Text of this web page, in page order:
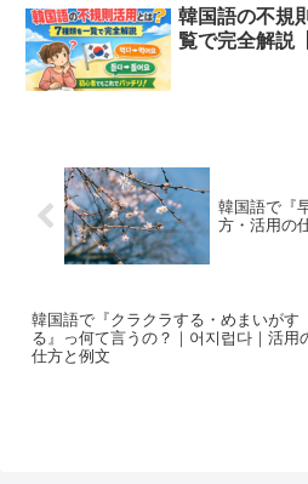
韓国語の不規
覧で完全解説
韓国語で『
方・活用の
韓国語で『クラクラする・めまいがす
る』っ何て言うの？｜어지럽다｜活用
仕方と例文